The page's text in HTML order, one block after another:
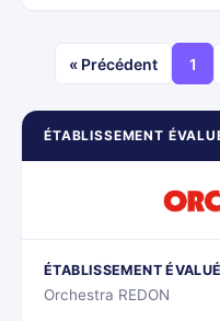
ÉTABLISSEMENT
ÉTABLISSEMENT ÉVALUÉ
Orchestra REDON
« Précédent 1